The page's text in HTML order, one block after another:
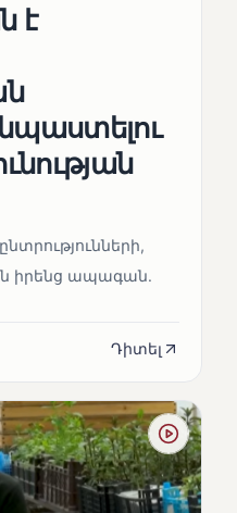
է
նպաստելու
իրենց ապագան.
Դիտել